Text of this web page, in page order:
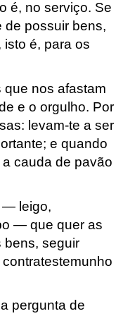
é, no serviço. Se
de possuir bens,
é, para os
que nos afastam
e o orgulho. Por
levam-te a ser
e quando
cauda de pavão
— leigo,
— que quer as
bens, seguir
pergunta de